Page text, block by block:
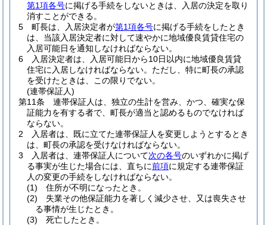
第1項各号に掲げる手続をしないときは、入居の決定を取り
消すことができる。
5
町長は、入居決定者が第1項各号に掲げる手続をしたとき
は、当該入居決定者に対して速やかに地域優良賃貸住宅の
入居可能日を通知しなければならない。
6
入居決定者は、入居可能日から10日以内に地域優良賃貸
住宅に入居しなければならない。 ただし、特に町長の承認
を受けたときは、この限りでない。
(連帯保証人)
第11条
連帯保証人は、独立の生計を営み、かつ、確実な保
証能力を有する者で、町長が適当と認めるものでなければ
ならない。
2
入居者は、既に立てた連帯保証人を変更しようとするとき
は、町長の承認を受けなければならない。
3
入居者は、連帯保証人について次の各号のいずれかに掲げ
る事実が生じた場合には、直ちに前項に規定する連帯保証
人の変更の手続をしなければならない。
(1)
住所が不明になったとき。
(2)
失業その他保証能力を著しく減少させ、又は喪失させ
る事情が生じたとき。
(3)
死亡したとき。